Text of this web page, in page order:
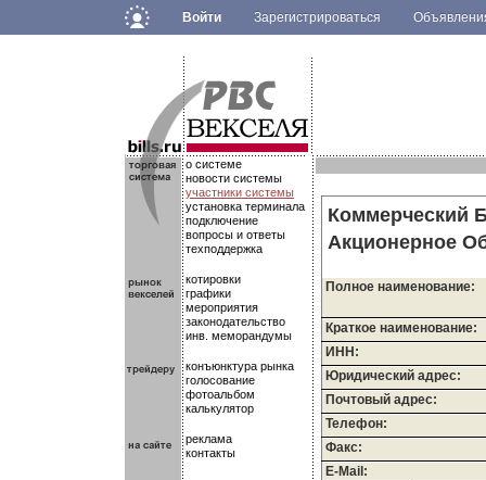
Войти Зарегистрироваться
.
.о системе
новости системы
участники системы
установка терминала
подключение
вопросы и ответы
техподдержка
котировки
графики
мероприятия
законодательство
инв. меморандумы
конъюнктура рынка
голосование
фотоальбом
калькулятор
реклама
контакты
.
Коммерческий
Акционерное
Полное наименование:
Краткое наименование:
ИНН:
Юридический адрес:
Почтовый адрес:
Телефон:
Факс:
E-Mail: